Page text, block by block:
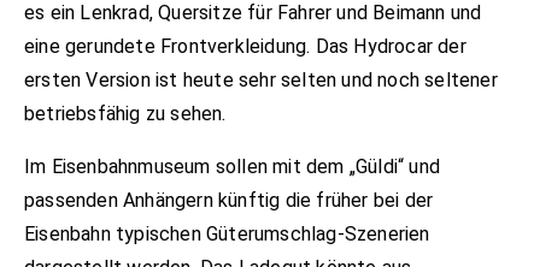
es ein Lenkrad, Quersitze für Fahrer und Beimann und
eine gerundete Frontverkleidung. Das Hydrocar der
ersten Version ist heute sehr selten und noch seltener
betriebsfähig zu sehen.
Im Eisenbahnmuseum sollen mit dem „Güldi“ und
passenden Anhängern künftig die früher bei der
Eisenbahn typischen Güterumschlag-Szenerien